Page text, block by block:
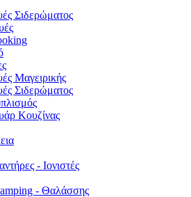
Σιδερώματος
Μαγειρικής
Σιδερώματος
Κουζίνας
- Ιονιστές
- Θαλάσσης